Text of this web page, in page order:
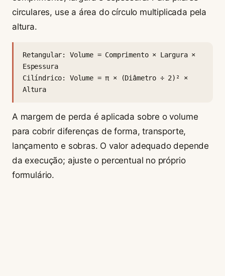
circulares, use a área do círculo multiplicada pela
altura.
Retangular: Volume = Comprimento × Largura ×
Espessura
Cilíndrico: Volume = π × (Diâmetro ÷ 2)² ×
Altura
A margem de perda é aplicada sobre o volume
para cobrir diferenças de forma, transporte,
lançamento e sobras. O valor adequado depende
da execução; ajuste o percentual no próprio
formulário.